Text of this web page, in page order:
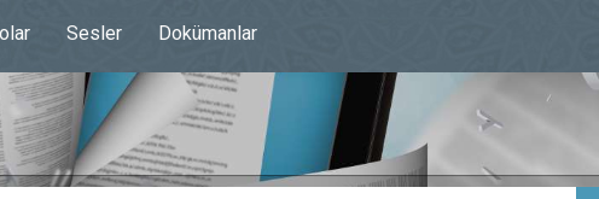
Sesler Dokümanlar